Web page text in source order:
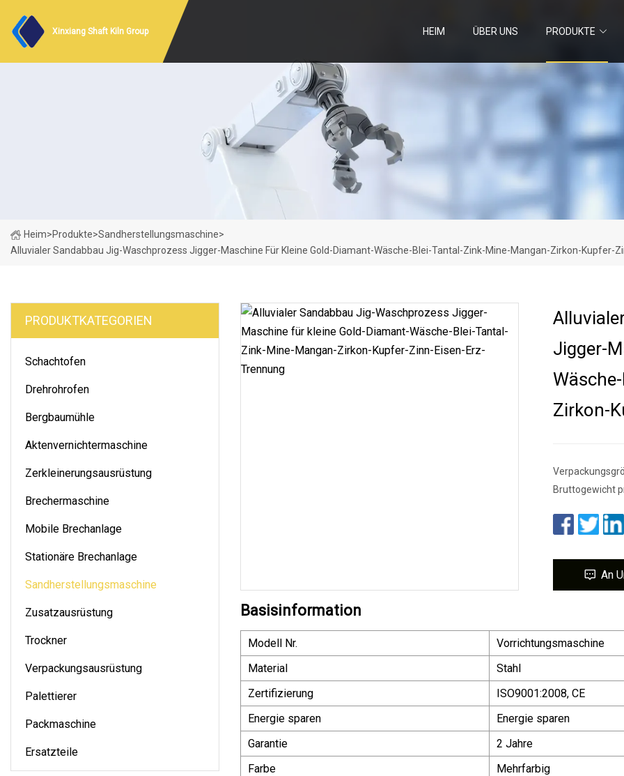
Xinxiang Shaft Kiln Group HEIM ÜBER UNS PRODUKTE
Heim>Produkte>Sandherstellungsmaschine>
Alluvialer Sandabbau Jig-Waschprozess Jigger-Maschine Für Kleine Gold-Diamant-Wäsche-Blei-Tantal-Zink-Mine-Mangan-Zirkon-Kupfer-
PRODUKTKATEGORIEN
Schachtofen
Drehrohrofen
Bergbaumühle
Aktenvernichtermaschine
Zerkleinerungsausrüstung
Brechermaschine
Mobile Brechanlage
Stationäre Brechanlage
Sandherstellungsmaschine
Zusatzausrüstung
Trockner
Verpackungsausrüstung
Palettierer
Packmaschine
Ersatzteile
Jigger-
Zirkon-
Bruttogewicht
An
Basisinformation
Modell Nr.
Vorrichtungsmaschine
Material
Stahl
Zertifizierung
ISO9001:2008, CE
Energie sparen
Energie sparen
Garantie
2 Jahre
Farbe
Mehrfarbig